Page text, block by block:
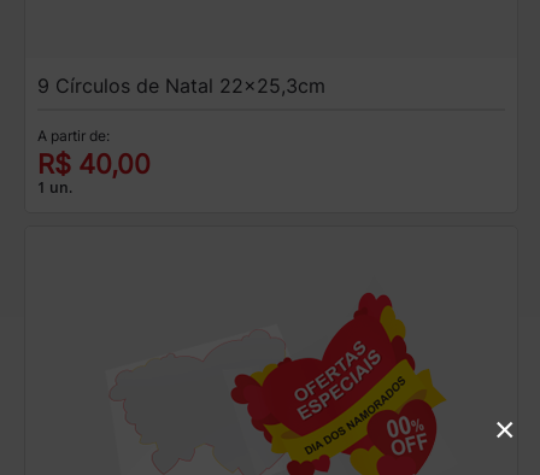
9 Círculos de Natal 22x25,3cm
A partir de:
R$ 40,00
1 un.
×